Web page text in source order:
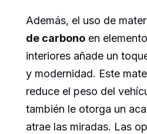
Además, el uso de
de carbono en
interiores añade un
y modernidad. Este
reduce el peso del
también le otorga un
atrae las miradas. Las